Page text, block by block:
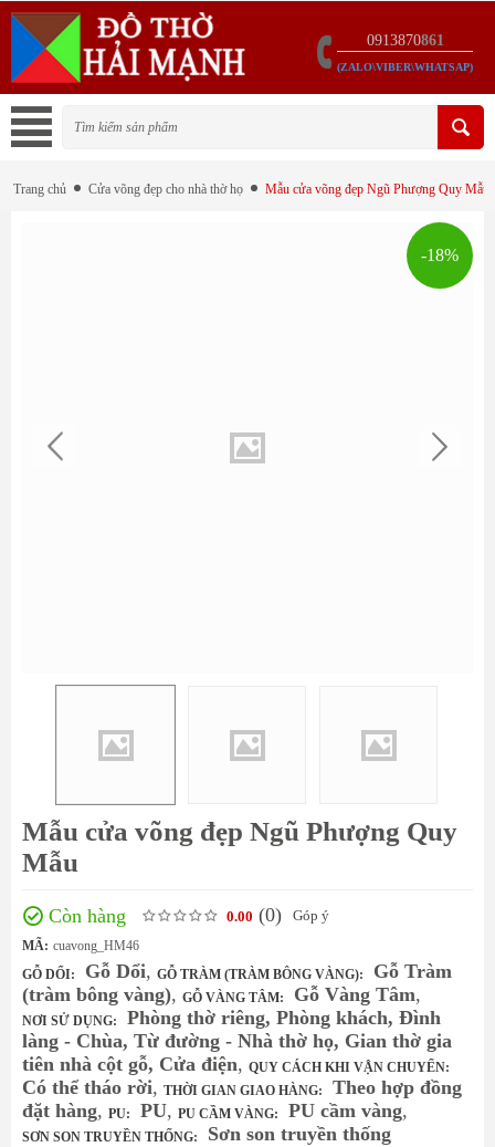
0913870861
(ZALO\VIBER\WHATSAP)
Trang chủ Cửa võng đẹp cho nhà thờ họ Mẫu cửa võng đẹp Ngũ Phượng Quy Mẫu
-18%
Mẫu cửa võng đẹp Ngũ Phượng Quy
Mẫu
Còn hàng 0.00 (0) Góp ý
MÃ: cuavong_HM46
GỖ DỔI:
Gỗ Dổi, GỖ TRÀM (TRÀM BÔNG VÀNG):
Gỗ Tràm
(tràm bông vàng), GỖ VÀNG TÂM: Gỗ Vàng Tâm,
NƠI SỬ DỤNG:
Phòng thờ riêng, Phòng khách, Đình
làng - Chùa, Từ đường - Nhà thờ họ, Gian thờ gia
tiên nhà cột gỗ, Cửa điện, QUY CÁCH KHI VẬN CHUYỂN:
Có thể tháo rời, THỜI GIAN GIAO HÀNG:
Theo hợp đồng
đặt hàng, PU: PU, PU CẦM VÀNG: PU cầm vàng,
SƠN SON TRUYỀN THỐNG: Sơn son truyền thống